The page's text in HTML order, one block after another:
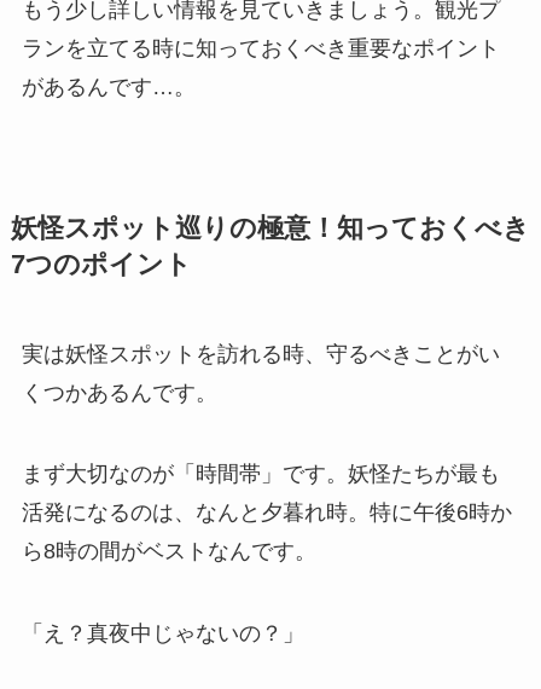
もう少し詳しい情報を見ていきましょう。観光プ
ランを立てる時に知っておくべき重要なポイント
があるんです…。
妖怪スポット巡りの極意！知っておくべき
7つのポイント
実は妖怪スポットを訪れる時、守るべきことがい
くつかあるんです。
まず大切なのが「時間帯」です。妖怪たちが最も
活発になるのは、なんと夕暮れ時。特に午後6時か
ら8時の間がベストなんです。
「え？真夜中じゃないの？」